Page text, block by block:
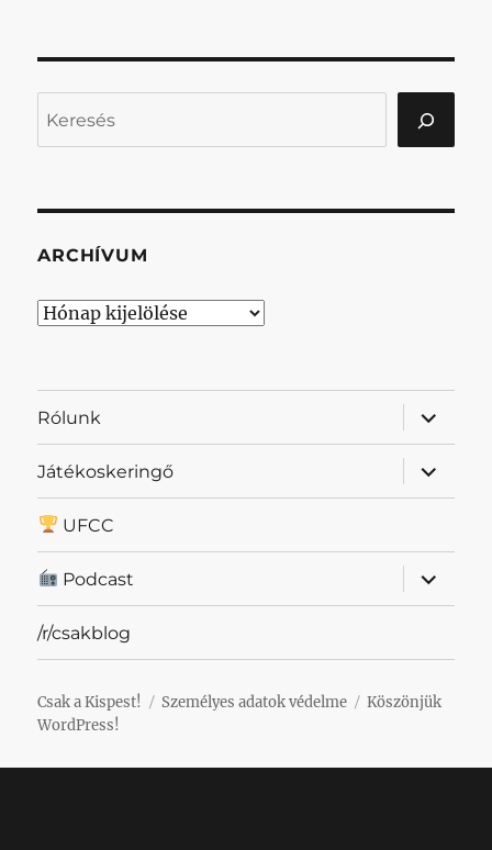
ARCHÍVUM
Archívum
Rólunk
almenü
Játékoskeringő
almenü
UFCC
Podcast
almenü
/r/csakblog
Csak a Kispest! Személyes adatok védelme
Köszönjük
WordPress!